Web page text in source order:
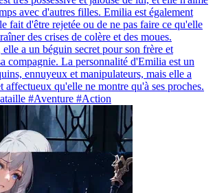
avec d'autres filles. Emilia est également
fait d'être rejetée ou de ne pas faire ce qu'elle
des crises de colère et des moues.
a un béguin secret pour son frère et
compagnie. La personnalité d'Emilia est un
ennuyeux et manipulateurs, mais elle a
affectueux qu'elle ne montre qu'à ses proches.
#Aventure #Action